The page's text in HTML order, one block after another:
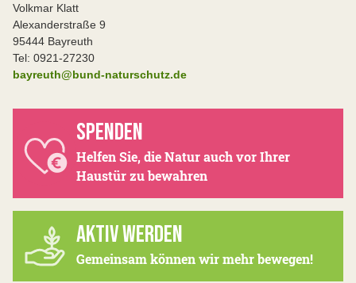
Volkmar Klatt
Alexanderstraße 9
95444 Bayreuth
Tel: 0921-27230
bayreuth@bund-naturschutz.de
SPENDEN
Helfen Sie, die Natur auch vor Ihrer
Haustür zu bewahren
AKTIV WERDEN
Gemeinsam können wir mehr bewegen!